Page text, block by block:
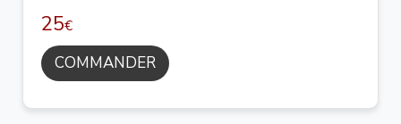
25€
COMMANDER